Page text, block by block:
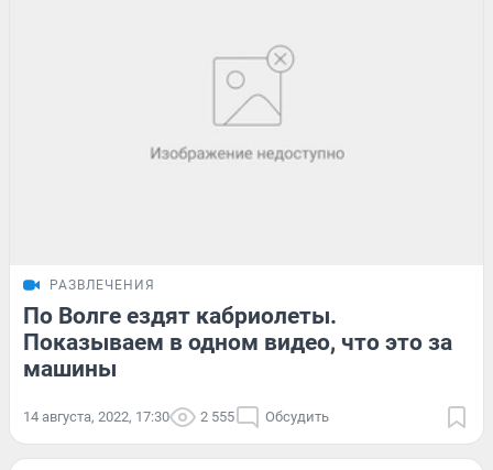
РАЗВЛЕЧЕНИЯ
По Волге ездят кабриолеты.
Показываем в одном видео, что это за
машины
14 августа, 2022, 17:30 2 555 Обсудить